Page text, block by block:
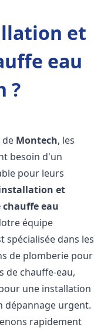
et
eau
?
de Montech, les
besoin d'un
pour leurs
et
eau
équipe
spécialisée dans les
de plomberie pour
de chauffe-eau,
une installation
dépannage urgent.
rapidement